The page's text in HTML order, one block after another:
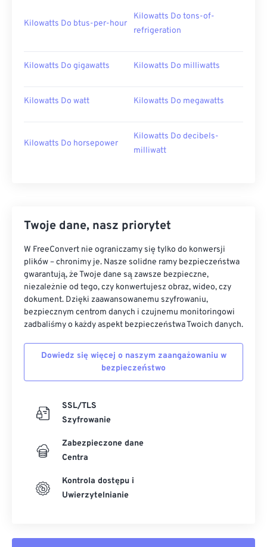
Kilowatts Do btus-per-hour
Kilowatts Do tons-of-
refrigeration
Kilowatts Do gigawatts Kilowatts Do milliwatts
Kilowatts Do watt Kilowatts Do megawatts
Kilowatts Do horsepower
Kilowatts Do decibels-
milliwatt
Twoje dane, nasz priorytet
W FreeConvert nie ograniczamy się tylko do konwersji
plików – chronimy je. Nasze solidne ramy bezpieczeństwa
gwarantują, że Twoje dane są zawsze bezpieczne,
niezależnie od tego, czy konwertujesz obraz, wideo, czy
dokument. Dzięki zaawansowanemu szyfrowaniu,
bezpiecznym centrom danych i czujnemu monitoringowi
zadbaliśmy o każdy aspekt bezpieczeństwa Twoich danych.
Dowiedz się więcej o naszym zaangażowaniu w
bezpieczeństwo
SSL/TLS
Szyfrowanie
Zabezpieczone dane
Centra
Kontrola dostępu i
Uwierzytelnianie